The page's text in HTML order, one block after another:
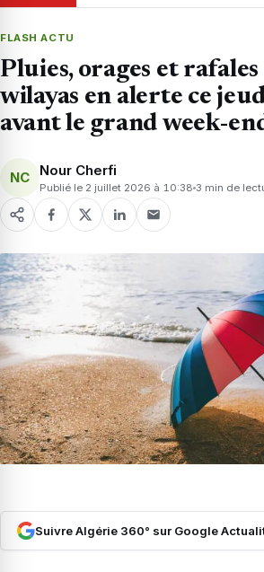
FLASH ACTU
Pluies, orages et
wilayas en alerte ce
avant le grand week-
NC Nour Cherfi
Publié le 2 juillet 2026 à 10:38 3 min de
Suivre Algérie 360° sur Google